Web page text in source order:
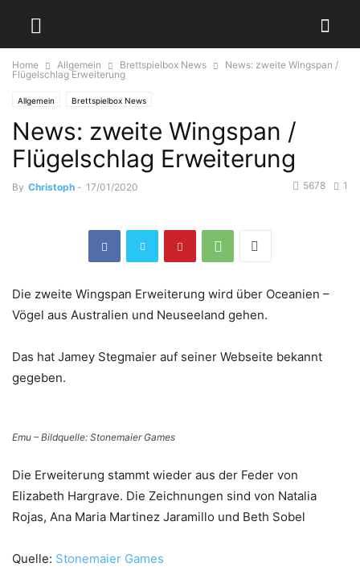
Home Allgemein Brettspielbox News
News: zweite Wingspan /
Flügelschlag Erweiterung
Allgemein Brettspielbox News
News: zweite Wingspan /
Flügelschlag Erweiterung
By Christoph - 17/01/2020 1
5678
Die zweite Wingspan Erweiterung wird über Oceanien –
Vögel aus Australien und Neuseeland gehen.
Das hat Jamey Stegmaier auf seiner Webseite bekannt
gegeben.
Emu – Bildquelle: Stonemaier Games
Die Erweiterung stammt wieder aus der Feder von
Elizabeth Hargrave. Die Zeichnungen sind von Natalia
Rojas, Ana Maria Martinez Jaramillo und Beth Sobel
Quelle: Stonemaier Games